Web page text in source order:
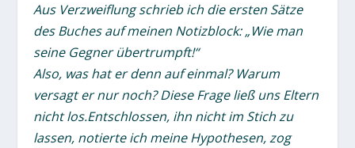
Aus Verzweiflung schrieb ich die ersten Sätze
des Buches auf meinen Notizblock: „Wie man
seine Gegner übertrumpft!“
Also, was hat er denn auf einmal? Warum
versagt er nur noch? Diese Frage ließ uns Eltern
nicht los.Entschlossen, ihn nicht im Stich zu
lassen, notierte ich meine Hypothesen, zog